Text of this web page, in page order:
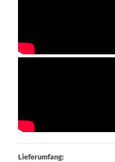
Lieferumfang: